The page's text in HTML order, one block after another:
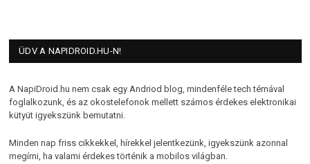
ÜDV A NAPIDROID.HU-N!
A NapiDroid.hu nem csak egy Andriod blog, mindenféle tech témával
foglalkozunk, és az okostelefonok mellett számos érdekes elektronikai
kütyüt igyekszünk bemutatni.
Minden nap friss cikkekkel, hírekkel jelentkezünk, igyekszünk azonnal
megírni, ha valami érdekes történik a mobilos világban.